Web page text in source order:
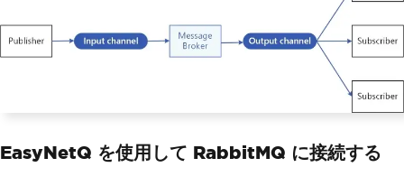
EasyNetQ を使用して RabbitMQ に接続する